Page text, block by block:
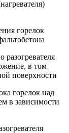
горелок
разогревателя
в том
поверхности
горелок над
в зависимости